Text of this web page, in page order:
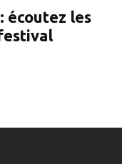
écoutez les